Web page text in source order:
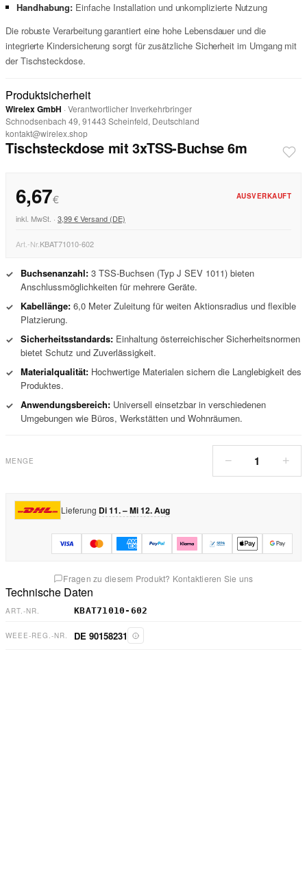
Handhabung: Einfache Installation und unkomplizierte Nutzung
Die robuste Verarbeitung garantiert eine hohe Lebensdauer und die
integrierte Kindersicherung sorgt für zusätzliche Sicherheit im Umgang mit
der Tischsteckdose.
Produktsicherheit
Wirelex GmbH · Verantwortlicher Inverkehrbringer
Schnodsenbach 49, 91443 Scheinfeld, Deutschland
kontakt@wirelex.shop
Tischsteckdose mit 3xTSS-Buchse 6m
6,67€ AUSVERKAUFT
inkl. MwSt. · 3,99 € Versand (DE)
Art.-Nr.KBAT71010-602
✓ Buchsenanzahl: 3 TSS-Buchsen (Typ J SEV 1011) bieten
Anschlussmöglichkeiten für mehrere Geräte.
✓
Kabellänge: 6,0 Meter Zuleitung für weiten Aktionsradius und flexible
Platzierung.
✓ Sicherheitsstandards: Einhaltung österreichischer Sicherheitsnormen
bietet Schutz und Zuverlässigkeit.
✓ Materialqualität: Hochwertige Materialen sichern die Langlebigkeit des
Produktes.
✓ Anwendungsbereich: Universell einsetzbar in verschiedenen
Umgebungen wie Büros, Werkstätten und Wohnräumen.
MENGE − 1 +
Lieferung Di 11. – Mi 12. Aug
Fragen zu diesem Produkt? Kontaktieren Sie uns
Technische Daten
ART.-NR. KBAT71010-602
WEEE-REG.-NR. DE 90158231